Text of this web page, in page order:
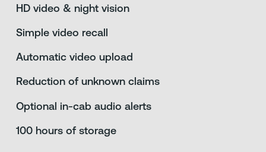
HD video & night vision
Simple video recall
Automatic video upload
Reduction of unknown claims
Optional in-cab audio alerts
100 hours of storage